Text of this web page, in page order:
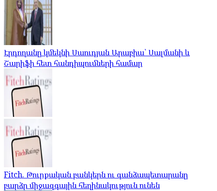
Էրդողանը կմեկնի Սաուդյան Արաբիա՝ Սալմանի և
Շարիֆի հետ հանդիպումների համար
Fitch. Թուրքական բանկերն ու գանձապետարանը
բարձր միջազգային հեղինակություն ունեն